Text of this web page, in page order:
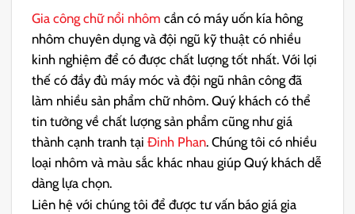
Gia công chữ nổi nhôm cần có máy uốn kía hông
nhôm chuyên dụng và đội ngũ kỹ thuật có nhiều
kinh nghiệm để có được chất lượng tốt nhất. Với lợi
thế có đầy đủ máy móc và đội ngũ nhân công đã
làm nhiều sản phẩm chữ nhôm. Quý khách có thể
tin tưởng về chất lượng sản phẩm cũng như giá
thành cạnh tranh tạiĐinh Phan. Chúng tôi có nhiều
loại nhôm và màu sắc khác nhau giúp Quý khách dễ
dàng lựa chọn.
Liên hệ với chúng tôi để được tư vấn báo giá gia